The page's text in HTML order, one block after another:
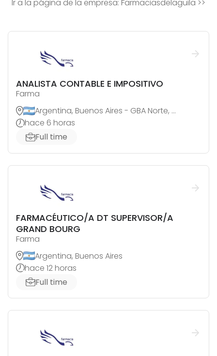
Ir a la página de la empresa: Farmaciasdelaguila >>
ANALISTA CONTABLE E IMPOSITIVO
Farma
Argentina, Buenos Aires - GBA Norte, Jose C. Paz
hace 6 horas
Full time
FARMACÉUTICO/A DT SUPERVISOR/A
GRAND BOURG
Farma
Argentina, Buenos Aires
hace 12 horas
Full time